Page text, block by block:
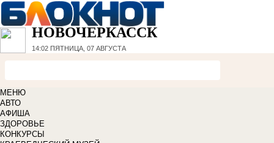
НОВОЧЕРКАССК
14:02 ПЯТНИЦА, 07 АВГУСТА
МЕНЮ
АВТО
АФИША
ЗДОРОВЬЕ
КОНКУРСЫ